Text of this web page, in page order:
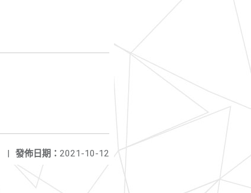
發佈日期： 2021-10-12
|